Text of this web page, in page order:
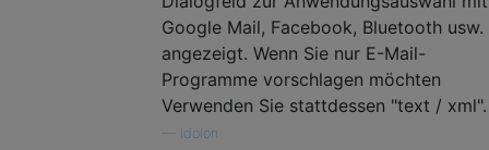
Google Mail, Facebook, Bluetooth usw.
angezeigt. Wenn Sie nur E-Mail-
Programme vorschlagen möchten
Verwenden Sie stattdessen "text / xml".
Idolon